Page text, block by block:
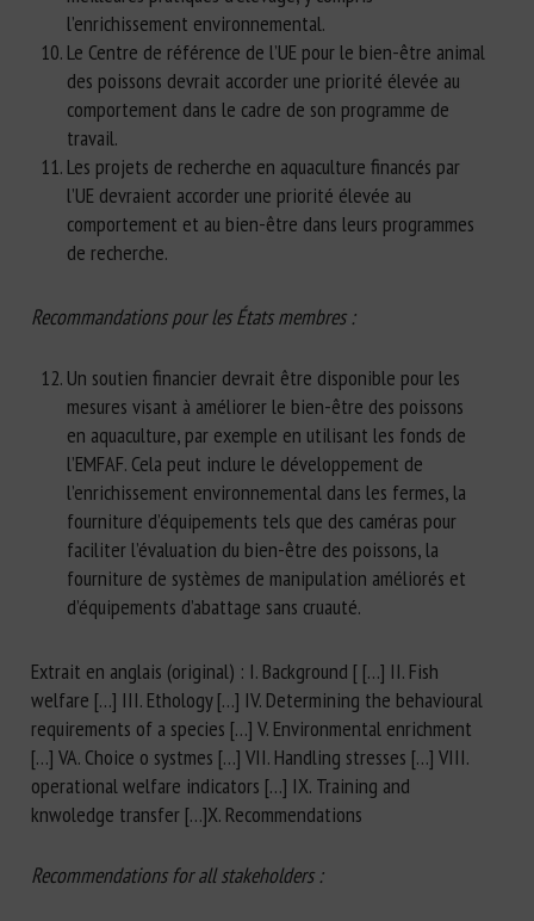
l’enrichissement environnemental.
Le Centre de référence de l’UE pour le bien-être animal
des poissons devrait accorder une priorité élevée au
comportement dans le cadre de son programme de
travail.
Les projets de recherche en aquaculture financés par
l’UE devraient accorder une priorité élevée au
comportement et au bien-être dans leurs programmes
de recherche.
Recommandations pour les États membres :
Un soutien financier devrait être disponible pour les
mesures visant à améliorer le bien-être des poissons
en aquaculture, par exemple en utilisant les fonds de
l’EMFAF. Cela peut inclure le développement de
l’enrichissement environnemental dans les fermes, la
fourniture d’équipements tels que des caméras pour
faciliter l’évaluation du bien-être des poissons, la
fourniture de systèmes de manipulation améliorés et
d’équipements d’abattage sans cruauté.
Extrait en anglais (original) : I. Background [ […] II. Fish
welfare […] III. Ethology […] IV. Determining the behavioural
requirements of a species […] V. Environmental enrichment
[…] VA. Choice o systmes […] VII. Handling stresses […] VIII.
operational welfare indicators […] IX. Training and
knwoledge transfer […]X. Recommendations
Recommendations for all stakeholders :